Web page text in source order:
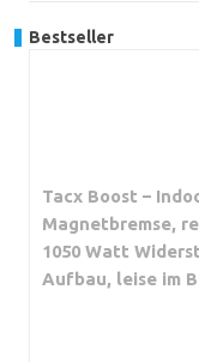
Bestseller
Tacx Boost –
Magnetbremse,
1050 Watt
Aufbau, leise im